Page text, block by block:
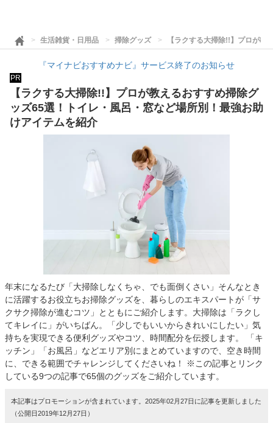
生活雑貨・日用品 掃除グッズ 【ラクする大掃除!!】プロが
『マイナビおすすめナビ』サービス終了のお知らせ
PR
【ラクする大掃除!!】プロが教えるおすすめ掃除グ
ッズ65選！トイレ・風呂・窓など場所別！最強お助
けアイテムを紹介
年末になるたび「大掃除しなくちゃ、でも面倒くさい」そんなとき
に活躍するお役立ちお掃除グッズを、暮らしのエキスパートが「サ
クサク掃除が進むコツ」とともにご紹介します。大掃除は「ラクし
てキレイに」がいちばん。「少しでもいいからきれいにしたい」気
持ちを実現できる便利グッズやコツ、時間配分を伝授します。 「キ
ッチン」「お風呂」などエリア別にまとめていますので、空き時間
に、できる範囲でチャレンジしてくださいね！ ※この記事とリンク
している9つの記事で65個のグッズをご紹介しています。
本記事はプロモーションが含まれています。2025年02月27日に記事を更新しました
（公開日2019年12月27日）